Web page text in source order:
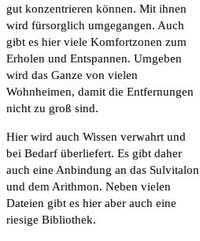
gut konzentrieren können. Mit ihnen
wird fürsorglich umgegangen. Auch
gibt es hier viele Komfortzonen zum
Erholen und Entspannen. Umgeben
wird das Ganze von vielen
Wohnheimen, damit die Entfernungen
nicht zu groß sind.
Hier wird auch Wissen verwahrt und
bei Bedarf überliefert. Es gibt daher
auch eine Anbindung an das Sulvitalon
und dem Arithmon. Neben vielen
Dateien gibt es hier aber auch eine
riesige Bibliothek.